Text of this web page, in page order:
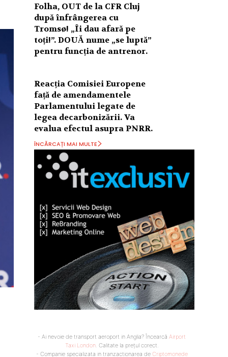
Folha, OUT de la CFR Cluj
după înfrângerea cu
Tromsø! „Îi dau afară pe
toți!”. DOUĂ nume „se luptă”
pentru funcția de antrenor.
Reacția Comisiei Europene
față de amendamentele
Parlamentului legate de
legea decarbonizării. Va
evalua efectul asupra PNRR.
ÎNCĂRCAȚI MAI MULTE
- Ai nevoie de transport aeroport in Anglia? Încearcă Airport
Taxi London. Calitate la prețul corect.
- Companie specializata in tranzactionarea de Criptomonede